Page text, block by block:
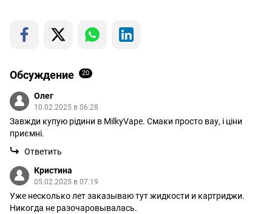
Обсуждение 20
Олег
10.02.2025 в 06:28
Завжди купую рідини в MilkyVape. Смаки просто вау, і ціни
приємні.
Ответить
Кристина
05.02.2025 в 07:19
Уже несколько лет заказываю тут жидкости и картриджи.
Никогда не разочаровывалась.